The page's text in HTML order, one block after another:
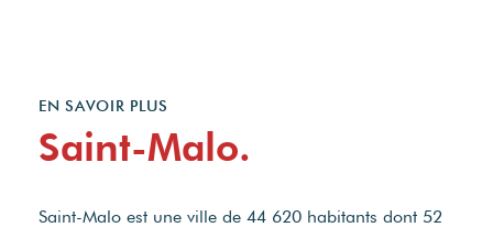
EN SAVOIR PLUS
Saint-Malo.
Saint-Malo est une ville de 44 620 habitants dont 52